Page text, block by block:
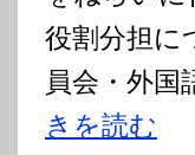
役割分担に
員会・外国
きを読む